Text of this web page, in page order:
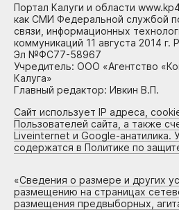
Портал Калуги и области
как СМИ Федеральной службой
связи, информационных
коммуникаций 11 августа 2014
Эл №ФС77-58967
Учредитель: ООО «Агентство
Калуга»
Главный редактор: Ивкин В.П.
Сайт использует IP адреса,
Пользователей сайта, а также
Liveinternet и Google-анатилика.
содержатся в Политике по
«Сведения о размере и других
размещению на страницах
размещения предвыборных,